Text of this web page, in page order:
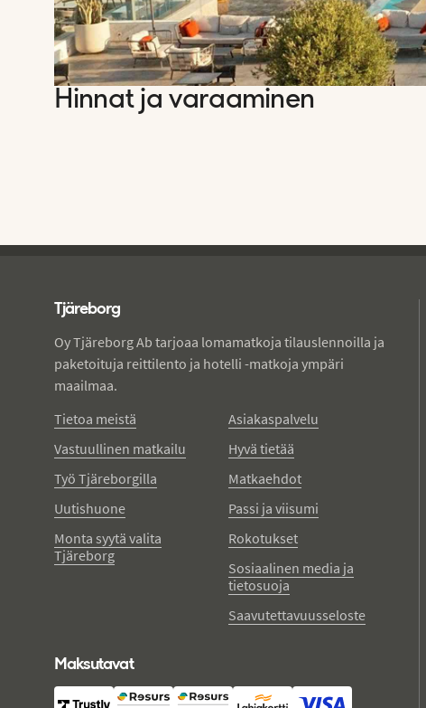
Hinnat ja varaaminen
Tjäreborg
Oy Tjäreborg Ab tarjoaa lomamatkoja tilauslennoilla ja
paketoituja reittilento ja hotelli -matkoja ympäri
maailmaa.
Tietoa meistä
Vastuullinen matkailu
Työ Tjäreborgilla
Uutishuone
Monta syytä valita
Tjäreborg
Asiakaspalvelu
Hyvä tietää
Matkaehdot
Passi ja viisumi
Rokotukset
Sosiaalinen media ja
tietosuoja
Saavutettavuusseloste
Maksutavat